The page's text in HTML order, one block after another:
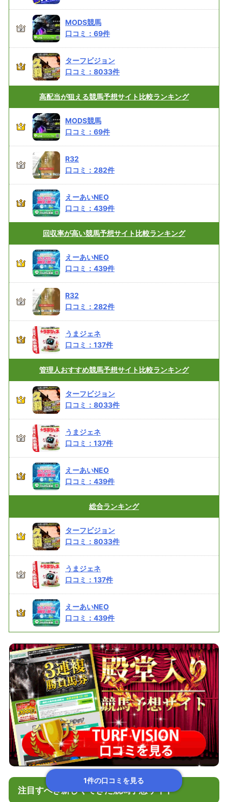
1件の口コミを見る
MODS競馬
口コミ： 69件
ターフビジョン
口コミ： 8033件
高配当が狙える競馬予想サイト比較ランキング
MODS競馬
口コミ： 69件
R32
口コミ： 282件
えーあいNEO
口コミ： 439件
回収率が高い競馬予想サイト比較ランキング
えーあいNEO
口コミ： 439件
R32
口コミ： 282件
うまジェネ
口コミ： 137件
管理人おすすめ競馬予想サイト比較ランキング
ターフビジョン
口コミ： 8033件
うまジェネ
口コミ： 137件
えーあいNEO
口コミ： 439件
総合ランキング
ターフビジョン
口コミ： 8033件
うまジェネ
口コミ： 137件
えーあいNEO
口コミ： 439件
注目すべき新しくできた競馬予想サイト